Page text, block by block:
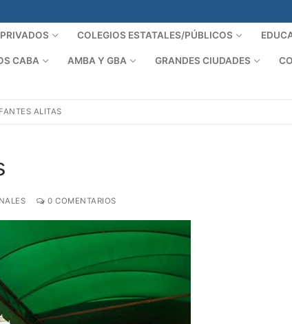
COLEGIOS ESTATALES/PÚBLICOS
CABA AMBA Y GBA GRANDES CIUDADES
ALITAS
0 COMENTARIOS